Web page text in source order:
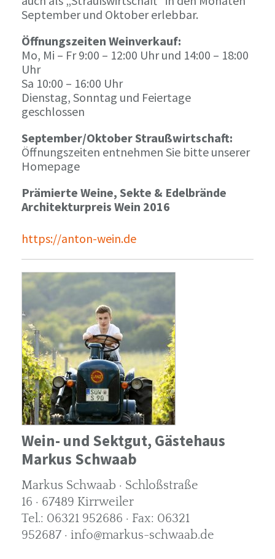
September und Oktober erlebbar.
Öffnungszeiten Weinverkauf:
Mo, Mi – Fr 9:00 – 12:00 Uhr und 14:00 – 18:00
Uhr
Sa 10:00 – 16:00 Uhr
Dienstag, Sonntag und Feiertage
geschlossen
September/Oktober Straußwirtschaft:
Öffnungszeiten entnehmen Sie bitte unserer
Homepage
Prämierte Weine, Sekte & Edelbrände
Architekturpreis Wein 2016
https://anton-wein.de
Wein- und Sektgut, Gästehaus
Markus Schwaab
Markus Schwaab · Schloßstraße
16 · 67489 Kirrweiler
Tel.: 06321 952686 · Fax: 06321
952687 · info@markus-schwaab.de